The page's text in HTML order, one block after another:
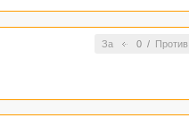
За 0/ Против